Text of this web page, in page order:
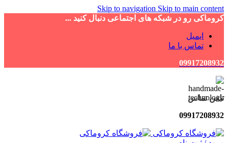
Skip to navigation Skip to main content
کروماکی رو در شبکه های اجتماعی دنبال کنید ...
ایمیل
تماس با ما
09917208932
تلفن تماس
09917208932